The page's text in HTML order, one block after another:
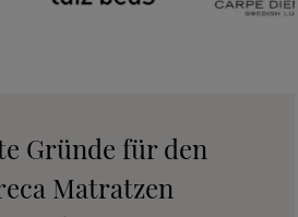
vereinbaren
Gründe für den
Matratzen